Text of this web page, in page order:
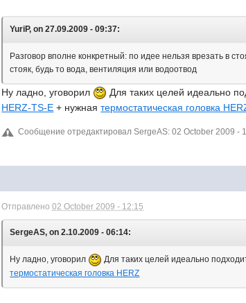
YuriP, on 27.09.2009 - 09:37:
Разговор вполне конкретный: по идее нельзя врезать в
стояк, будь то вода, вентиляция или водоотвод
Ну ладно, уговорил Для таких целей идеально
HERZ-TS-E + нужнаятермостатическая головка
Сообщение отредактировал SergeAS: 02 October 2009 -
Отправлено02 October 2009 - 12:15
SergeAS, on 2.10.2009 - 06:14:
Ну ладно, уговорил Для таких целей идеально
термостатическая головка HERZ